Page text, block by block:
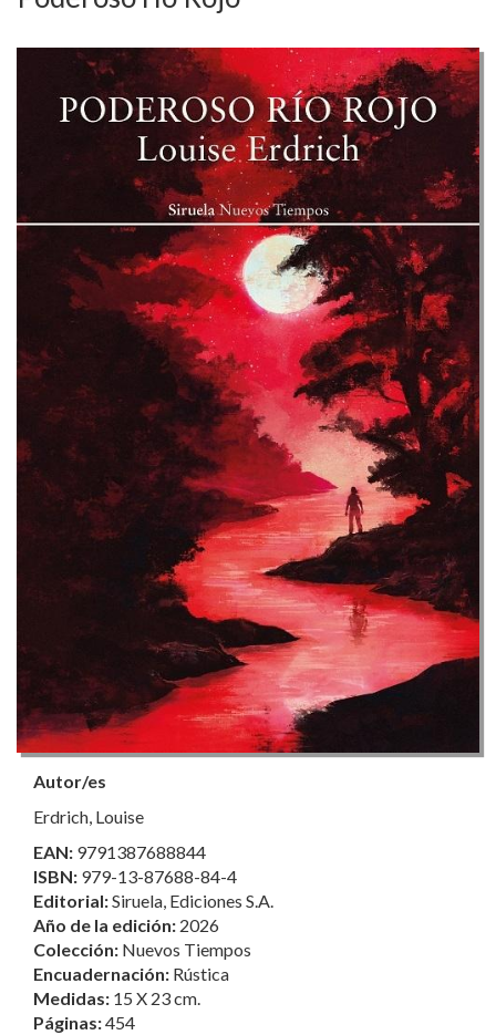
Autor/es
Erdrich, Louise
EAN: 9791387688844
ISBN: 979-13-87688-84-4
Editorial:Siruela, Ediciones S.A.
Año de la edición: 2026
Colección: Nuevos Tiempos
Encuadernación: Rústica
Medidas: 15 X 23 cm.
Páginas:454